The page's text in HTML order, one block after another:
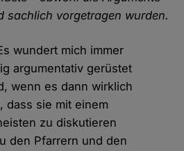
sachlich vorgetragen wurden.
wundert mich immer
argumentativ gerüstet
wenn es dann wirklich
dass sie mit einem
zu diskutieren
den Pfarrern und den